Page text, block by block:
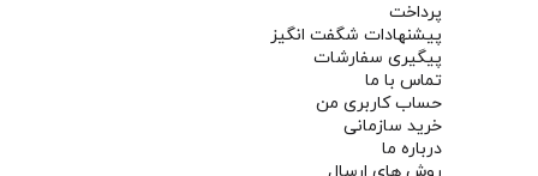
پرداخت
پیشنهادات شگفت انگیز
پیگیری سفارشات
تماس با ما
حساب کاربری من
خرید سازمانی
درباره ما